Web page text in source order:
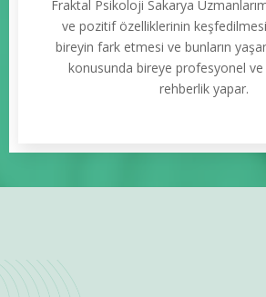
Fraktal Psikoloji Sakarya
ve pozitif özelliklerinin
bireyin fark etmesi ve bunların
konusunda bireye profesyonel ve
rehberlik yapar.